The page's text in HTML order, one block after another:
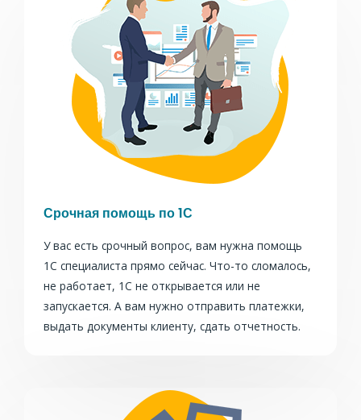
Срочная помощь по 1С
У вас есть срочный вопрос, вам нужна помощь
1С специалиста прямо сейчас. Что-то сломалось,
не работает, 1С не открывается или не
запускается. А вам нужно отправить платежки,
выдать документы клиенту, сдать отчетность.